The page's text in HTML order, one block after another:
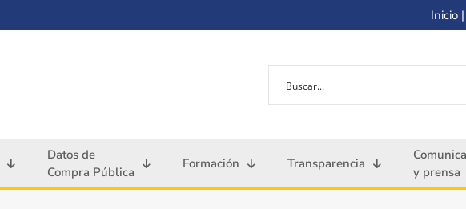
Inicio |
Datos de
Compra Pública
Formación Transparencia
y prensa